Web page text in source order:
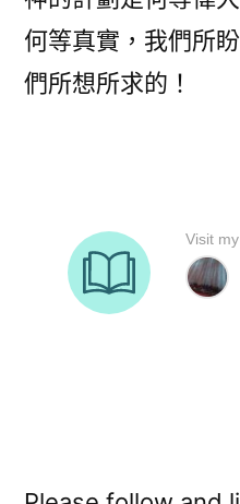
何等真實，我們所
們所想所求的！